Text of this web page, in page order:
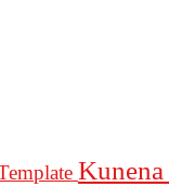
Kunena